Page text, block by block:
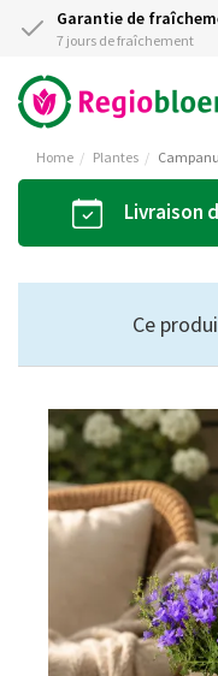
Garantie de
7 jours de fraîchement
Home Plantes
Livraison
Ce